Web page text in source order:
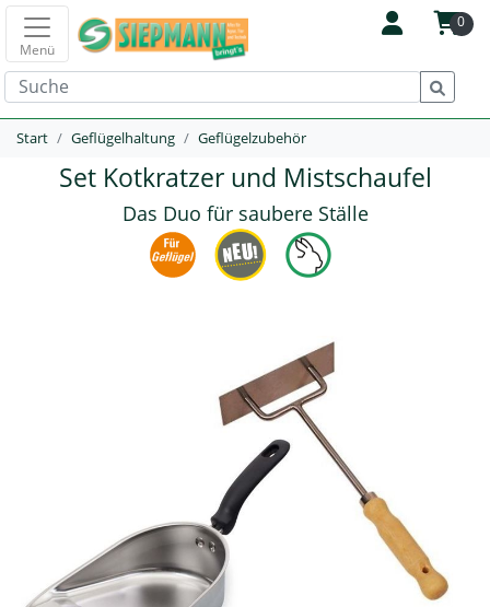
0
Menü
Start Geflügelhaltung Geflügelzubehör
Set Kotkratzer und Mistschaufel
Das Duo für saubere Ställe